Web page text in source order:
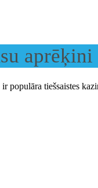
aprēķini
tiešsaistes